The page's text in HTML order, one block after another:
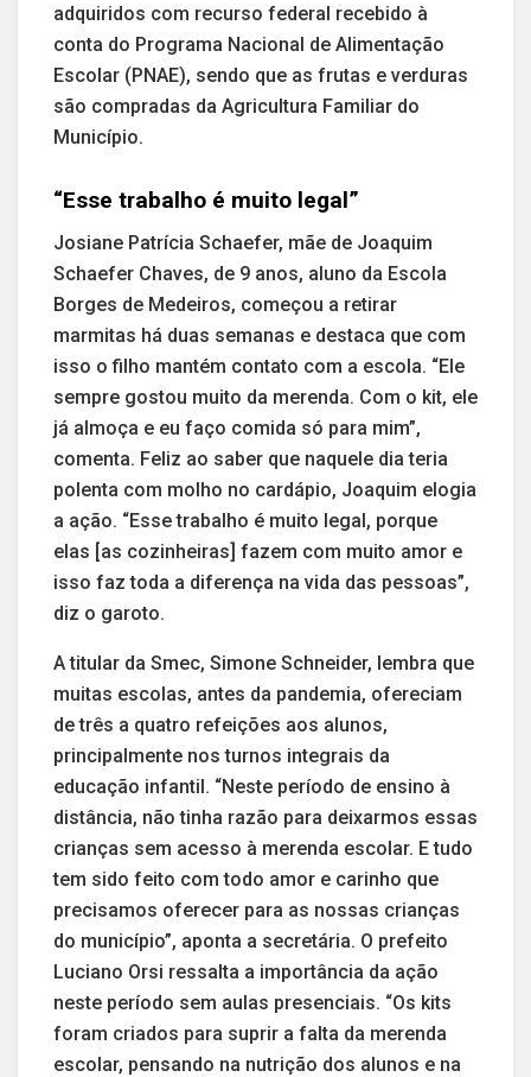
adquiridos com recurso federal recebido à
conta do Programa Nacional de Alimentação
Escolar (PNAE), sendo que as frutas e verduras
são compradas da Agricultura Familiar do
Município.
“Esse trabalho é muito legal”
Josiane Patrícia Schaefer, mãe de Joaquim
Schaefer Chaves, de 9 anos, aluno da Escola
Borges de Medeiros, começou a retirar
marmitas há duas semanas e destaca que com
isso o filho mantém contato com a escola. “Ele
sempre gostou muito da merenda. Com o kit, ele
já almoça e eu faço comida só para mim”,
comenta. Feliz ao saber que naquele dia teria
polenta com molho no cardápio, Joaquim elogia
a ação. “Esse trabalho é muito legal, porque
elas [as cozinheiras] fazem com muito amor e
isso faz toda a diferença na vida das pessoas”,
diz o garoto.
A titular da Smec, Simone Schneider, lembra que
muitas escolas, antes da pandemia, ofereciam
de três a quatro refeições aos alunos,
principalmente nos turnos integrais da
educação infantil. “Neste período de ensino à
distância, não tinha razão para deixarmos essas
crianças sem acesso à merenda escolar. E tudo
tem sido feito com todo amor e carinho que
precisamos oferecer para as nossas crianças
do município”, aponta a secretária. O prefeito
Luciano Orsi ressalta a importância da ação
neste período sem aulas presenciais. “Os kits
foram criados para suprir a falta da merenda
escolar, pensando na nutrição dos alunos e na